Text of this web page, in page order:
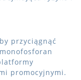
przyciągnąć
promocyjnymi.